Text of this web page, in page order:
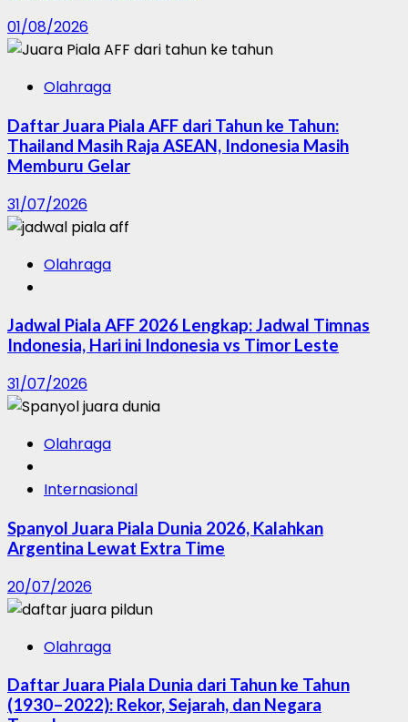
01/08/2026
Olahraga
Daftar Juara Piala AFF dari Tahun ke Tahun:
Thailand Masih Raja ASEAN, Indonesia Masih
Memburu Gelar
31/07/2026
Olahraga
Jadwal Piala AFF 2026 Lengkap: Jadwal Timnas
Indonesia, Hari ini Indonesia vs Timor Leste
31/07/2026
Olahraga
Internasional
Spanyol Juara Piala Dunia 2026, Kalahkan
Argentina Lewat Extra Time
20/07/2026
Olahraga
Daftar Juara Piala Dunia dari Tahun ke Tahun
(1930–2022): Rekor, Sejarah, dan Negara